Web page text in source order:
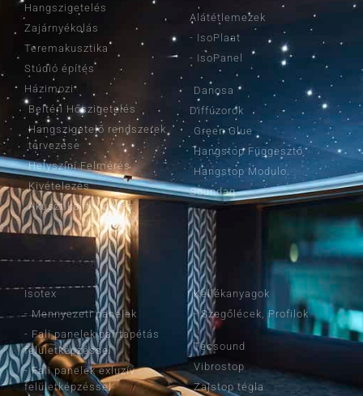
Hangszigetelés
Zajárnyékolás
Teremakusztika
Stúdió építés
Házimozi
Beltéri Hőszigetelés
Hangszigetelő rendszerek
tervezése
Helyszíni Felmérés
Kivételezés
Akusztikai felmérés
Alátétlemezek
- IsoPlaat
- IsoPanel
Danosa
Diffúzorok
Green Glue
Hangstop Függesztő
Hangstop Modulo
Soundaq
TERMÉKEINK
Isotex
- Mennyezeti panelek
- Fali panelek paírtapétás
felületképzéssel
- Fali panelek exluzív
felületképzéssel
TERMÉKEINK
Kellékanyagok
- Szegőlécek, Profilok
Tecsound
Vibrostop
Zajstop tégla